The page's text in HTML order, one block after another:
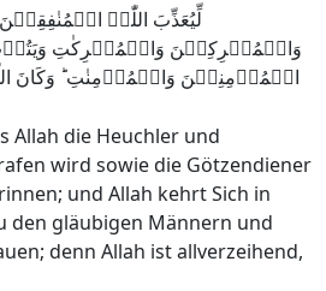
لِّیُعَذِّبَ اللّٰہُ
وَالۡمُشۡرِکِیۡنَ وَالۡمُشۡرِکٰتِ
الۡمُؤۡمِنِیۡنَ وَالۡمُؤۡمِنٰتِ ؕ وَکَانَ
Allah die Heuchler und
wird sowie die Götzendiener
und Allah kehrt Sich in
den gläubigen Männern und
denn Allah ist allverzeihend,